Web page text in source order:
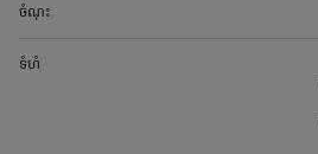
ចំណុះ
ទំហំ